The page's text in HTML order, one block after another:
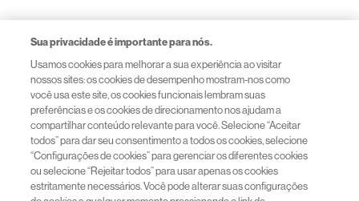
Aviso de Privacidade
Termos de Uso
Acessibilidade
Contato
Sua privacidade é importante para nós.
Usamos cookies para melhorar a sua experiência ao visitar
nossos sites: os cookies de desempenho mostram-nos como
você usa este site, os cookies funcionais lembram suas
preferências e os cookies de direcionamento nos ajudam a
compartilhar conteúdo relevante para você. Selecione “Aceitar
todos” para dar seu consentimento a todos os cookies, selecione
“Configurações de cookies” para gerenciar os diferentes cookies
ou selecione “Rejeitar todos” para usar apenas os cookies
estritamente necessários. Você pode alterar suas configurações